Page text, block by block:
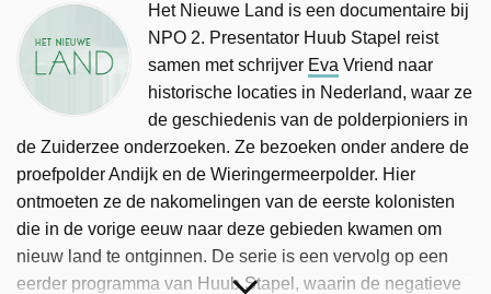
Het Nieuwe Land is een documentaire bij
NPO 2. Presentator Huub Stapel reist
samen met schrijver Eva Vriend naar
historische locaties in Nederland, waar ze
de geschiedenis van de polderpioniers in
de Zuiderzee onderzoeken. Ze bezoeken onder andere de
proefpolder Andijk en de Wieringermeerpolder. Hier
ontmoeten ze de nakomelingen van de eerste kolonisten
die in de vorige eeuw naar deze gebieden kwamen om
nieuw land te ontginnen. De serie is een vervolg op een
eerder programma van Huub Stapel, waarin de negatieve